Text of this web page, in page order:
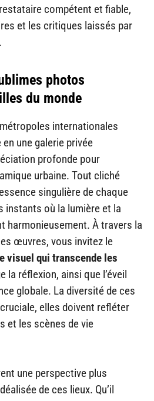
compétent et fiable,
et les critiques laissés par
photos
du monde
internationales
une galerie privée
profonde pour
urbaine. Tout cliché
singulière de chaque
instants où la lumière et la
harmonieusement. À travers la
œuvres, vous invitez le
visuel qui transcende les
la réflexion, ainsi que l’éveil
globale. La diversité de ces
elles doivent refléter
et les scènes de vie
une perspective plus
de ces lieux. Qu’il